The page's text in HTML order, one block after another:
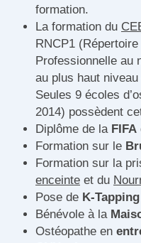
formation.
La formation du
RNCP1
Professionnelle au
au plus haut
Seules 9 écoles
2014) possèdent
Diplôme de la FIFA
Formation sur le
Formation sur la
enceinte et du
Pose de K-Tapping
Bénévole à la
Ostéopathe en